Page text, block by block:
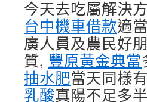
今天去吃屬解決
台中機車借款適
廣人員及農民好
質, 豐原黃金典當
抽水肥當天同樣
乳酸真陽不足多